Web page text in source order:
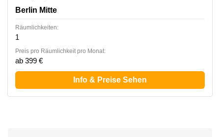
Berlin Mitte
Räumlichkeiten:
1
Preis pro Räumlichkeit pro Monat:
ab 399 €
Info & Preise Sehen